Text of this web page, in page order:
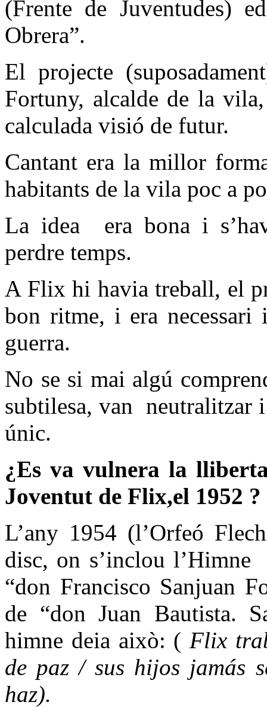
(Frente de Juventudes)
Obrera”.
El projecte
Fortuny, alcalde de la
calculada visió de futur.
Cantant era la millor
habitants de la vila poc a
La idea
era bona i
perdre temps.
A Flix hi havia treball, el
bon ritme, i era
guerra.
No se si mai algú
subtilesa, van neutralitzar i
únic.
¿Es va vulnera la
Joventut de Flix,el 1952 ?
L’any 1954 (l’Orfeó
disc, on s’inclou l’Himne
“don Francisco Sanjuan
de “don Juan Bautista.
himne deia això: ( Flix
de paz / sus hijos jamás
haz).